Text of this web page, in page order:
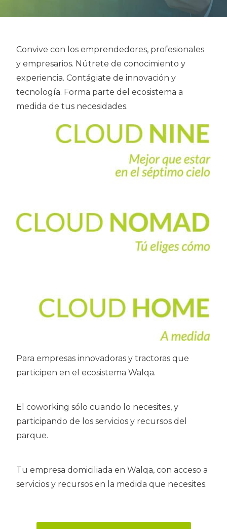
Convive con los emprendedores, profesionales
y empresarios. Nútrete de conocimiento y
experiencia. Contágiate de innovación y
tecnología. Forma parte del ecosistema a
medida de tus necesidades.
Para empresas innovadoras y tractoras que
participen en el ecosistema Walqa.
El coworking sólo cuando lo necesites, y
participando de los servicios y recursos del
parque.
Tu empresa domiciliada en Walqa, con acceso a
servicios y recursos en la medida que necesites.